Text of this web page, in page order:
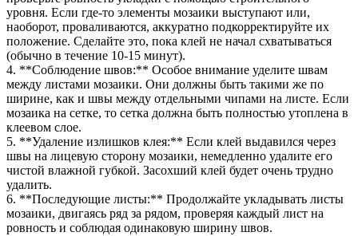
уровня. Если где-то элементы мозаики выступают или,
наоборот, проваливаются, аккуратно подкорректируйте их
положение. Сделайте это, пока клей не начал схватываться
(обычно в течение 10-15 минут).
4. **Соблюдение швов:** Особое внимание уделите швам
между листами мозаики. Они должны быть такими же по
ширине, как и швы между отдельными чипами на листе. Если
мозаика на сетке, то сетка должна быть полностью утоплена в
клеевом слое.
5. **Удаление излишков клея:** Если клей выдавился через
швы на лицевую сторону мозаики, немедленно удалите его
чистой влажной губкой. Засохший клей будет очень трудно
удалить.
6. **Последующие листы:** Продолжайте укладывать листы
мозаики, двигаясь ряд за рядом, проверяя каждый лист на
ровность и соблюдая одинаковую ширину швов.